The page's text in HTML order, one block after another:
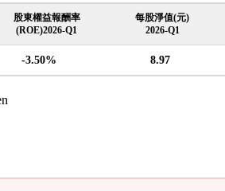
股東權益報酬率
(ROE)2026-Q1
每股淨值(元)
2026-Q1
-3.50% 8.97